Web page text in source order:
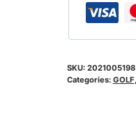
SKU: 2021005198
Categories: GOLF